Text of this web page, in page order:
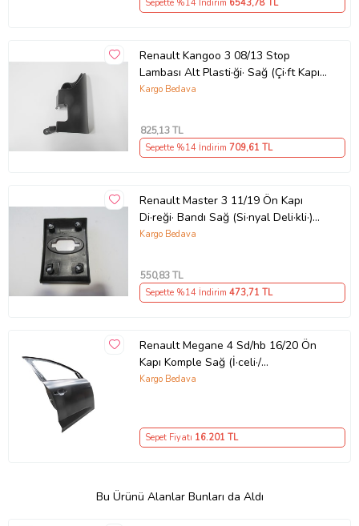
Sepette %14 İndirim 6543,78 TL
Renault Kangoo 3 08/13 Stop
Lambası Alt Plasti·ği· Sağ (Çi·ft Kapı)
(Pleksan)
Kargo Bedava
825,13 TL
Sepette %14 İndirim 709,61 TL
Renault Master 3 11/19 Ön Kapı
Di·reği· Bandı Sağ (Si·nyal Deli·kli·)
Si·yah
Kargo Bedava
550,83 TL
Sepette %14 İndirim 473,71 TL
Renault Megane 4 Sd/hb 16/20 Ön
Kapı Komple Sağ (İ·celi·/
çekomasti·kli·) (Tw)
Kargo Bedava
Sepet Fiyatı 16.201 TL
Bu Ürünü Alanlar Bunları da Aldı